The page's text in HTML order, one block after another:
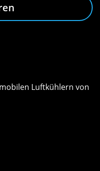
Luftkühlern von